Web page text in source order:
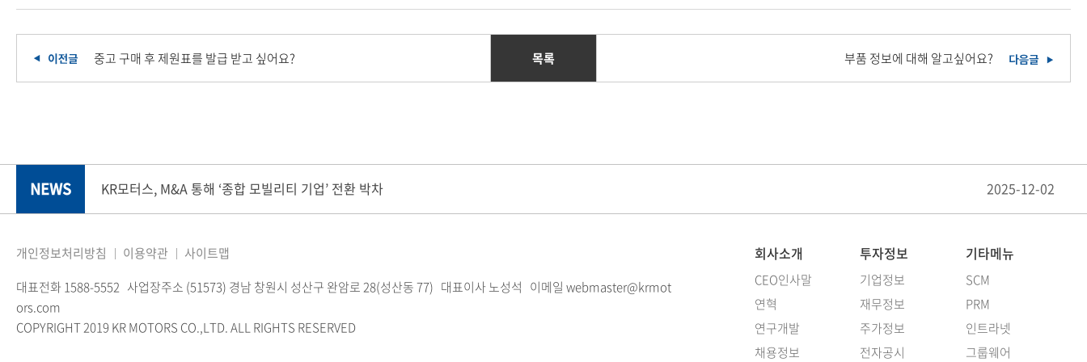
중고 구매 후 제원표를 발급 받고 싶어요? 목록 부품 정보에 대해 알고싶어요?
NEWS KR모터스, M&A 통해 ‘종합 모빌리티 기업’ 전환 박차 2025-12-02
개인정보처리방침 이용약관
사이트맵
대표전화 1588-5552 사업장주소 (51573) 경남 창원시 성산구 완암로 28(성산동 77) 대표이사 노성석 이메일 webmaster@krmot
ors.com
COPYRIGHT 2019 KR MOTORS CO.,LTD. ALL RIGHTS RESERVED
회사소개
CEO인사말
연혁
연구개발
채용정보
투자정보
기업정보
재무정보
주가정보
전자공시
기타메뉴
SCM
PRM
인트라넷
그룹웨어